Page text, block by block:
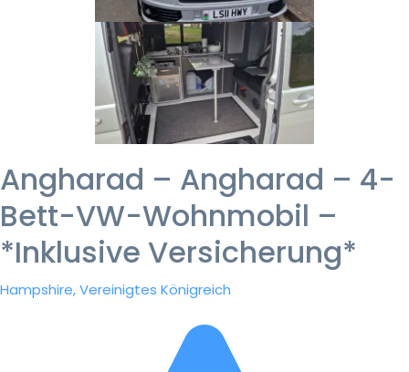
Angharad – Angharad – 4-
Bett-VW-Wohnmobil –
*Inklusive Versicherung*
Hampshire, Vereinigtes Königreich